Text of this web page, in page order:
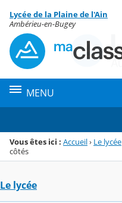
Menu de la rubrique
Contenu
Lycée de la Plaine de l'Ain
Ambérieu-en-Bugey
MENU
Vous êtes ici : Accueil› Le lycée
côtés
Le lycée